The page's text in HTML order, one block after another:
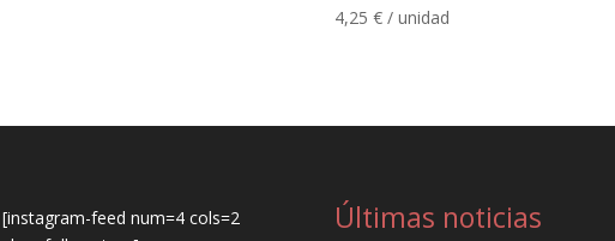
4,25€ / unidad
[instagram-feed num=4 cols=2
Últimas noticias